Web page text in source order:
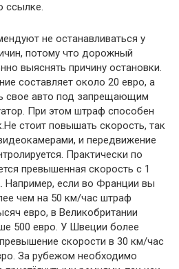
ссылке.
не останавливаться у
потому что дорожный
выяснять причину остановки.
составляет около 20 евро, а
свое авто под запрещающим
При этом штраф способен
стоит повышать скорость, так
и передвижение
Практически по
превышенная скорость с 1
Например, если во Франции вы
чем на 50 км/час штраф
евро, в Великобритании
500 евро. У Швеции более
скорости в 30 км/час
За рубежом необходимо